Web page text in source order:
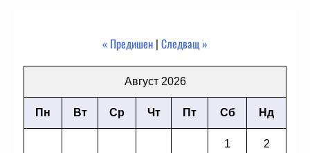
« Предишен | Следващ »
Август 2026
Пн Вт Ср Чт Пт Сб Нд
1 2